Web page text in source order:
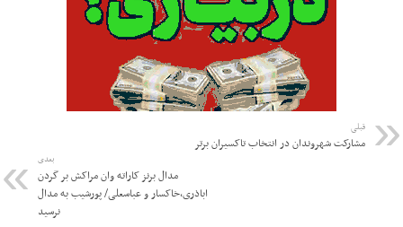
قبلی
مشارکت شهروندان در انتخاب تاکسیران برتر
بعدی
مدال برنز کاراته وان مراکش بر گردن
اباذری،خاکسار و عباسعلی/ پورشیب به مدال
نرسید